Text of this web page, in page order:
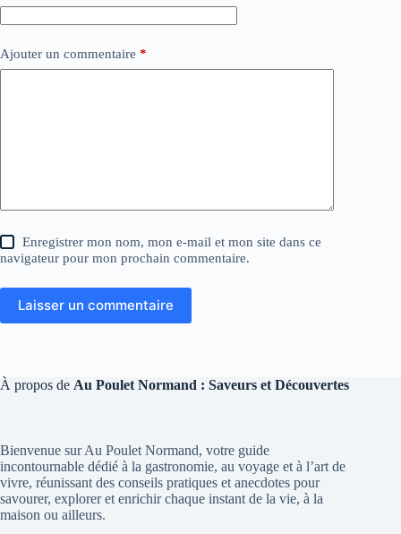
Ajouter un commentaire *
Enregistrer mon nom, mon e-mail et mon site dans ce
navigateur pour mon prochain commentaire.
Laisser un commentaire
À propos de Au Poulet Normand : Saveurs et Découvertes
Bienvenue sur Au Poulet Normand, votre guide
incontournable dédié à la gastronomie, au voyage et à l’art de
vivre, réunissant des conseils pratiques et anecdotes pour
savourer, explorer et enrichir chaque instant de la vie, à la
maison ou ailleurs.